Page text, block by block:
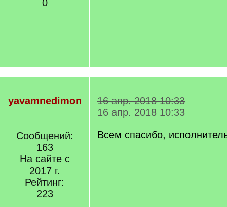
0
yavamnedimon
Сообщений:
163
На сайте с
2017 г.
Рейтинг:
223
16 апр. 2018 10:33
16 апр. 2018 10:33
Всем спасибо,